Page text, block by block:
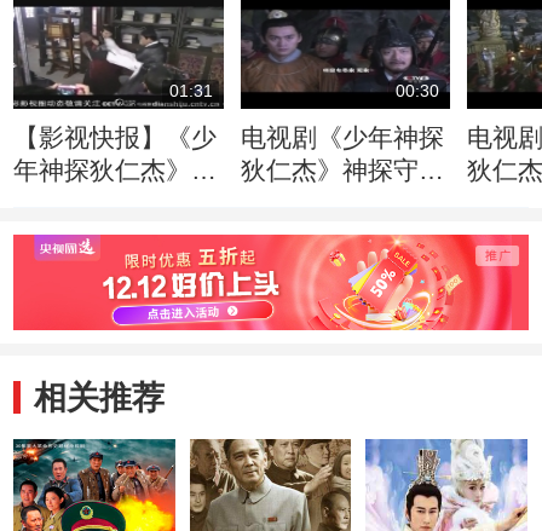
01:31
【影视快报】《少
年神探狄仁杰》曝
秒变“笑场王”
00:30
电视剧《少年神探
狄仁杰》神探守则
电视
狄仁
相关推荐